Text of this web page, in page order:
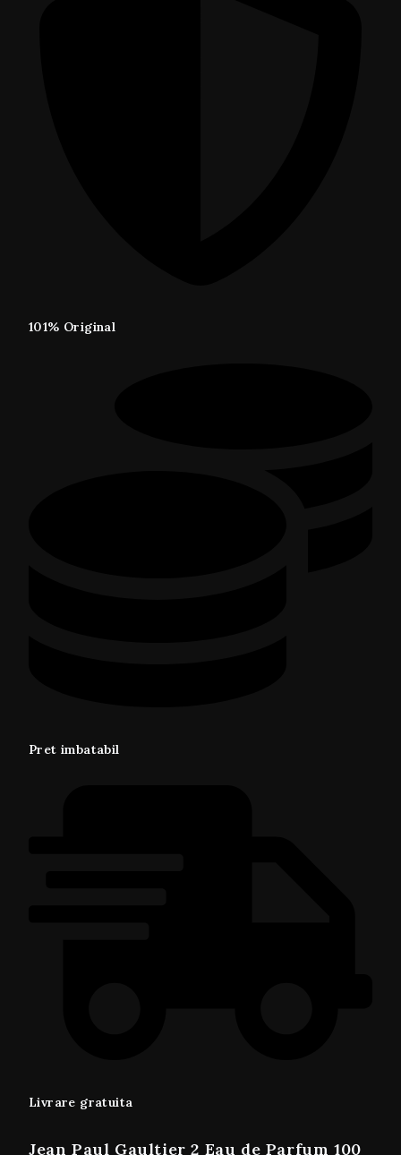
101% Original
Pret imbatabil
Livrare gratuita
Jean Paul Gaultier 2 Eau de Parfum 100